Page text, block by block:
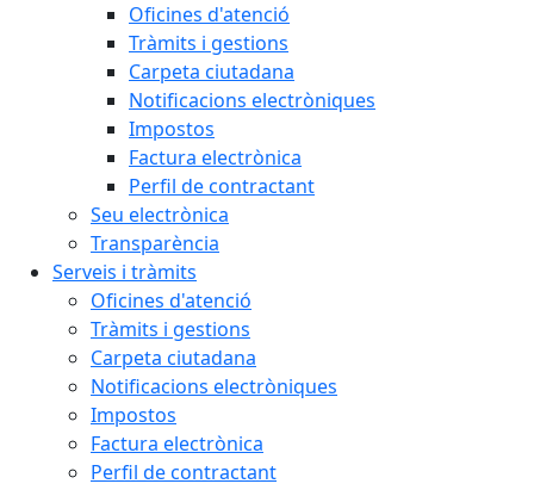
Oficines d'atenció
Tràmits i gestions
Carpeta ciutadana
Notificacions electròniques
Impostos
Factura electrònica
Perfil de contractant
Seu electrònica
Transparència
Serveis i tràmits
Oficines d'atenció
Tràmits i gestions
Carpeta ciutadana
Notificacions electròniques
Impostos
Factura electrònica
Perfil de contractant